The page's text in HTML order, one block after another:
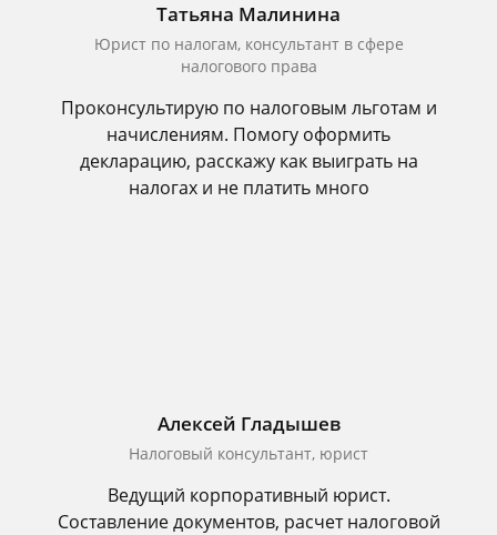
Татьяна Малинина
Юрист по налогам, консультант в сфере
налогового права
Проконсультирую по налоговым льготам и
начислениям. Помогу оформить
декларацию, расскажу как выиграть на
налогах и не платить много
Алексей Гладышев
Налоговый консультант, юрист
Ведущий корпоративный юрист.
Составление документов, расчет налоговой